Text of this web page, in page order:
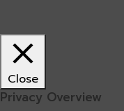
Close
Privacy Overview